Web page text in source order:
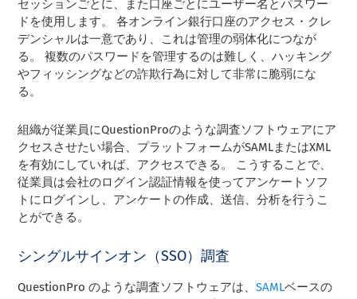
セッションごとに、また口座ごとにユーザー名とパスワー
ドを使用します。 各オンライン銀行口座のアクセス・クレ
デンシャルは一意であり、これは管理の弱体化につなが
る。 複数のパスワードを管理するのは難しく、ハッキング
やフィッシングなどの詐欺行為に対して非常に脆弱にな
る。
組織が従業員にQuestionProのような調査ソフトウェアにア
クセスさせたい場合、プラットフォームがSAMLまたはXML
を有効にしていれば、アクセスできる。 こうすることで、
従業員は会社のログイン認証情報を使ってアンケートソフ
トにログインし、アンケートの作成、送信、分析を行うこ
とができる。
シングルサインオン（SSO）調査
QuestionPro のような調査ソフトウェアは、SAMLベースの